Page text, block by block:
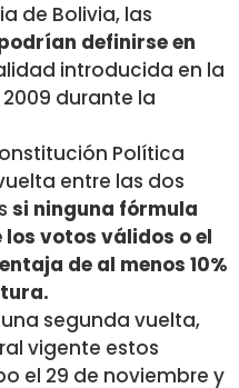
de Bolivia, las
definirse en
introducida en la
durante la
Política
entre las dos
si ninguna fórmula
los votos válidos o el
de al menos 10%
segunda vuelta,
vigente estos
el 29 de noviembre y